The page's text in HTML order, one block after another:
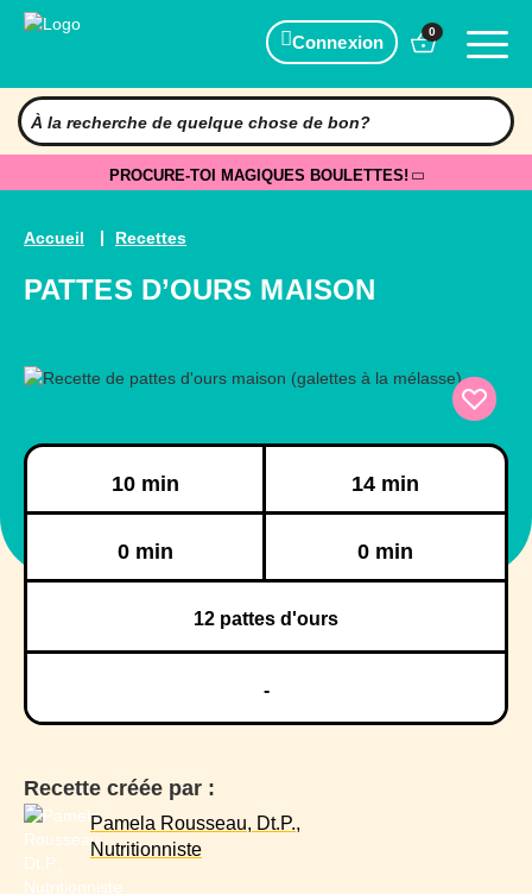
Connexion
0
PROCURE-TOI MAGIQUES BOULETTES!
Accueil Recettes
PATTES D’OURS MAISON
10 min 14 min
0 min 0 min
12 pattes d'ours
-
Recette créée par :
Pamela Rousseau, Dt.P.,
Nutritionniste